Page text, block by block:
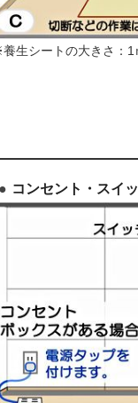
生シートの大きさ：1
コンセント・スイ